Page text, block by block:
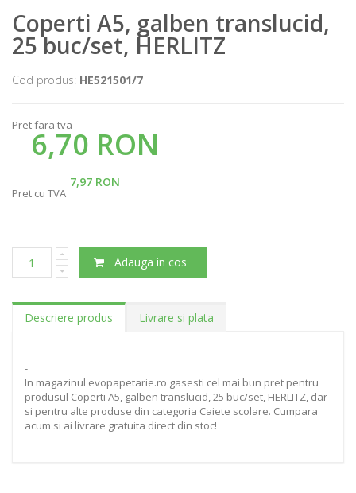
Coperti A5, galben translucid,
25 buc/set, HERLITZ
Cod produs: HE521501/7
Pret fara tva
6,70 RON
7,97 RON
Pret cu TVA
Adauga in cos
Descriere produs Livrare si plata
-
In magazinul evopapetarie.ro gasesti cel mai bun pret pentru
produsul Coperti A5, galben translucid, 25 buc/set, HERLITZ, dar
si pentru alte produse din categoria Caiete scolare. Cumpara
acum si ai livrare gratuita direct din stoc!